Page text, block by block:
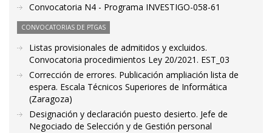
Convocatoria N4 - Programa INVESTIGO-058-61
CONVOCATORIAS DE PTGAS
Listas provisionales de admitidos y excluidos.
Convocatoria procedimientos Ley 20/2021. EST_03
Corrección de errores. Publicación ampliación lista de
espera. Escala Técnicos Superiores de Informática
(Zaragoza)
Designación y declaración puesto desierto. Jefe de
Negociado de Selección y de Gestión personal